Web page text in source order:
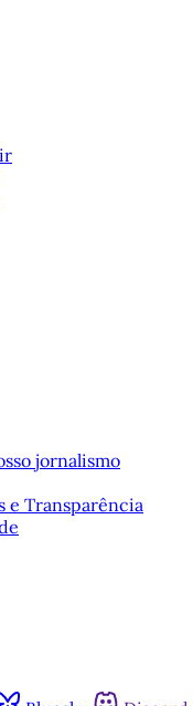
jornalismo
e Transparência